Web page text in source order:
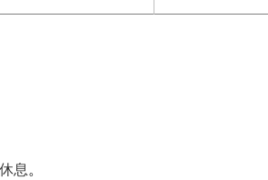
息。